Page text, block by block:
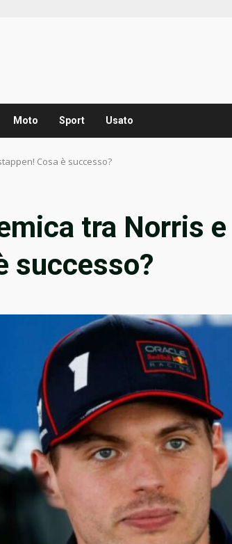
Moto Sport Usato
Cosa è successo?
tra Norris e
successo?